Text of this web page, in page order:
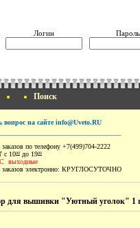
Логин Пароль
Поиск
вопрос на сайте info@Uveto.RU
по телефону +7(499)704-2222
с 1000 до 1900
выходные
электронно: КРУГЛОСУТОЧНО
для вышивки "Уютный уголок" 1